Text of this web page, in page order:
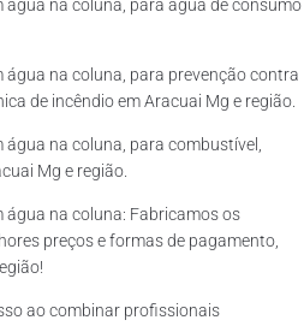
água na coluna, para água de consumo
água na coluna, para prevenção contra
de incêndio em Aracuai Mg e região.
na coluna, para combustível,
Mg e região.
água na coluna: Fabricamos os
preços e formas de pagamento,
ao combinar profissionais